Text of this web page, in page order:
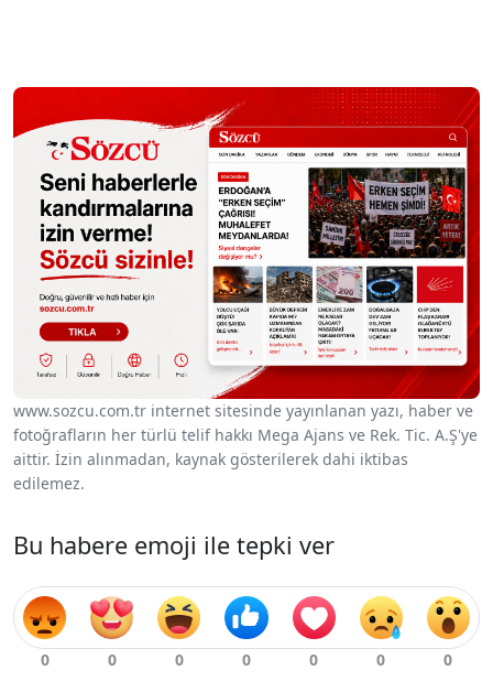
www.sozcu.com.tr internet sitesinde yayınlanan yazı, haber ve
fotoğrafların her türlü telif hakkı Mega Ajans ve Rek. Tic. A.Ş'ye
aittir. İzin alınmadan, kaynak gösterilerek dahi iktibas
edilemez.
Bu habere emoji ile tepki ver